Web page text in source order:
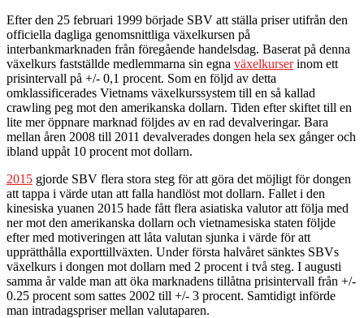
Efter den 25 februari 1999 började SBV att ställa priser utifrån den
officiella dagliga genomsnittliga växelkursen på
interbankmarknaden från föregående handelsdag. Baserat på denna
växelkurs fastställde medlemmarna sin egna växelkurserinom ett
prisintervall på +/- 0,1 procent. Som en följd av detta
omklassificerades Vietnams växelkurssystem till en så kallad
crawling peg mot den amerikanska dollarn. Tiden efter skiftet till en
lite mer öppnare marknad följdes av en rad devalveringar. Bara
mellan åren 2008 till 2011 devalverades dongen hela sex gånger och
ibland uppåt 10 procent mot dollarn.
2015 gjorde SBV flera stora steg för att göra det möjligt för dongen
att tappa i värde utan att falla handlöst mot dollarn. Fallet i den
kinesiska yuanen 2015 hade fått flera asiatiska valutor att följa med
ner mot den amerikanska dollarn och vietnamesiska staten följde
efter med motiveringen att låta valutan sjunka i värde för att
upprätthålla exporttillväxten. Under första halvåret sänktes SBVs
växelkurs i dongen mot dollarn med 2 procent i två steg. I augusti
samma år valde man att öka marknadens tillåtna prisintervall från +/-
0.25 procent som sattes 2002 till +/- 3 procent. Samtidigt införde
man intradagspriser mellan valutaparen.